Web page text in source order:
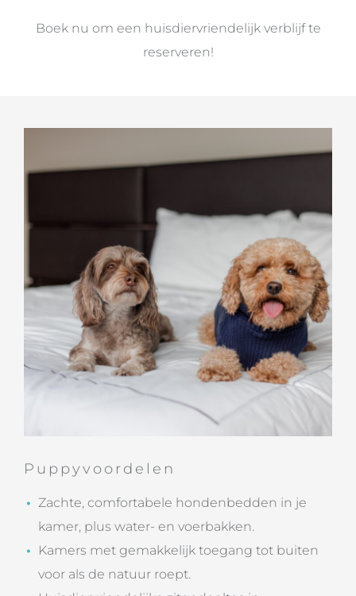
Boek nu om een huisdiervriendelijk verblijf te
reserveren!
Puppyvoordelen
Zachte, comfortabele hondenbedden in je
kamer, plus water- en voerbakken.
Kamers met gemakkelijk toegang tot buiten
voor als de natuur roept.